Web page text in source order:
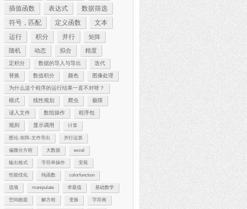
插值函数 表达式
数据筛选
符号，匹配
定义函数
文本
运行
积分 并行 矩阵
随机 动态 拟合 精度
定积分 数据的导入与导出 迭代
替换 数值积分 颜色 图像处理
为什么这个程序的运行结果一直不对呀？
模式 线性规划 爬虫 极限
读入文件 数组操作 程序包
规则 显示调用 计算
图论-矩阵-文件导出 并行运算
偏微分方程 大数据 excel
输出格式 字符串操作 安装
性能优化 纯函数 colorfunction
选项 manipulate 求最值 基础数学
空间曲面 解方程 变换 字符画